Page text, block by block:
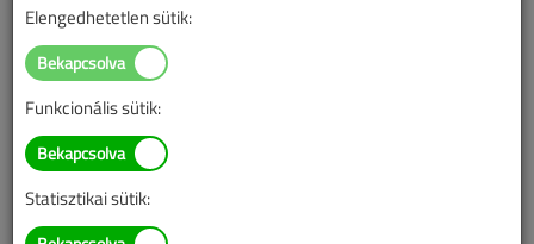
Villanyszerelési horror csak
erős idegzetűeknek
Lerabolta megbízóját a Mekkmester
Elengedhetetlen sütik:
Funkcionális sütik:
Statisztikai sütik: